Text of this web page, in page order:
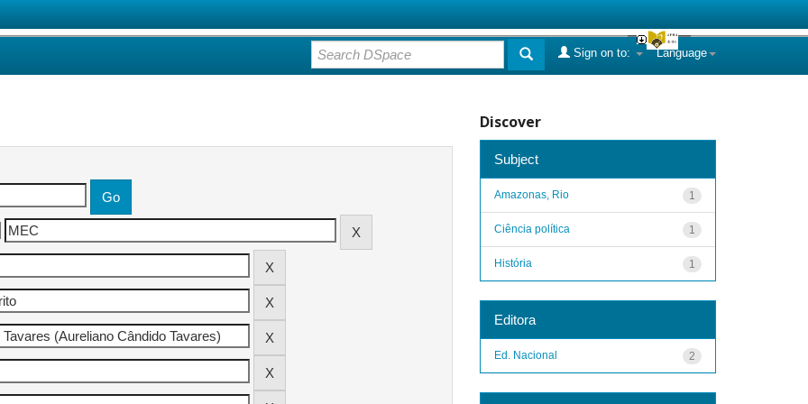
Language
Sign on to:
Discover
Subject
1
Amazonas, Rio
1
Ciência política
1
História
Editora
2
Ed. Nacional